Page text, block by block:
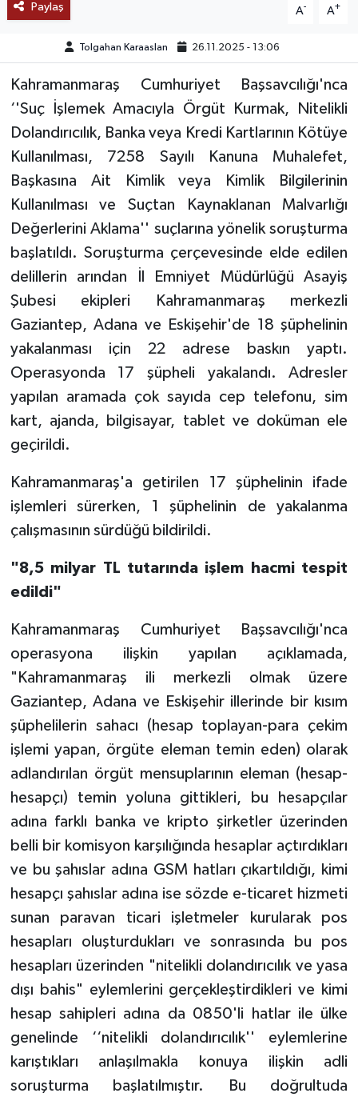
Paylaş A- A+
Tolgahan Karaaslan 26.11.2025 - 13:06
Kahramanmaraş Cumhuriyet Başsavcılığı'nca
‘'Suç İşlemek Amacıyla Örgüt Kurmak, Nitelikli
Dolandırıcılık, Banka veya Kredi Kartlarının Kötüye
Kullanılması, 7258 Sayılı Kanuna Muhalefet,
Başkasına Ait Kimlik veya Kimlik Bilgilerinin
Kullanılması ve Suçtan Kaynaklanan Malvarlığı
Değerlerini Aklama'' suçlarına yönelik soruşturma
başlatıldı. Soruşturma çerçevesinde elde edilen
delillerin arından İl Emniyet Müdürlüğü Asayiş
Şubesi ekipleri Kahramanmaraş merkezli
Gaziantep, Adana ve Eskişehir'de 18 şüphelinin
yakalanması için 22 adrese baskın yaptı.
Operasyonda 17 şüpheli yakalandı. Adresler
yapılan aramada çok sayıda cep telefonu, sim
kart, ajanda, bilgisayar, tablet ve doküman ele
geçirildi.
Kahramanmaraş'a getirilen 17 şüphelinin ifade
işlemleri sürerken, 1 şüphelinin de yakalanma
çalışmasının sürdüğü bildirildi.
"8,5 milyar TL tutarında işlem hacmi tespit
edildi"
Kahramanmaraş Cumhuriyet Başsavcılığı'nca
operasyona ilişkin yapılan açıklamada,
"Kahramanmaraş ili merkezli olmak üzere
Gaziantep, Adana ve Eskişehir illerinde bir kısım
şüphelilerin sahacı (hesap toplayan-para çekim
işlemi yapan, örgüte eleman temin eden) olarak
adlandırılan örgüt mensuplarının eleman (hesap-
hesapçı) temin yoluna gittikleri, bu hesapçılar
adına farklı banka ve kripto şirketler üzerinden
belli bir komisyon karşılığında hesaplar açtırdıkları
ve bu şahıslar adına GSM hatları çıkartıldığı, kimi
hesapçı şahıslar adına ise sözde e-ticaret hizmeti
sunan paravan ticari işletmeler kurularak pos
hesapları oluşturdukları ve sonrasında bu pos
hesapları üzerinden "nitelikli dolandırıcılık ve yasa
dışı bahis" eylemlerini gerçekleştirdikleri ve kimi
hesap sahipleri adına da 0850'li hatlar ile ülke
genelinde ‘‘nitelikli dolandırıcılık'' eylemlerine
karıştıkları anlaşılmakla konuya ilişkin adli
soruşturma başlatılmıştır. Bu doğrultuda
MEDYA
OTOMOTİV
TEKNOLOJİ
YAŞAM
KÜLTÜR SANAT